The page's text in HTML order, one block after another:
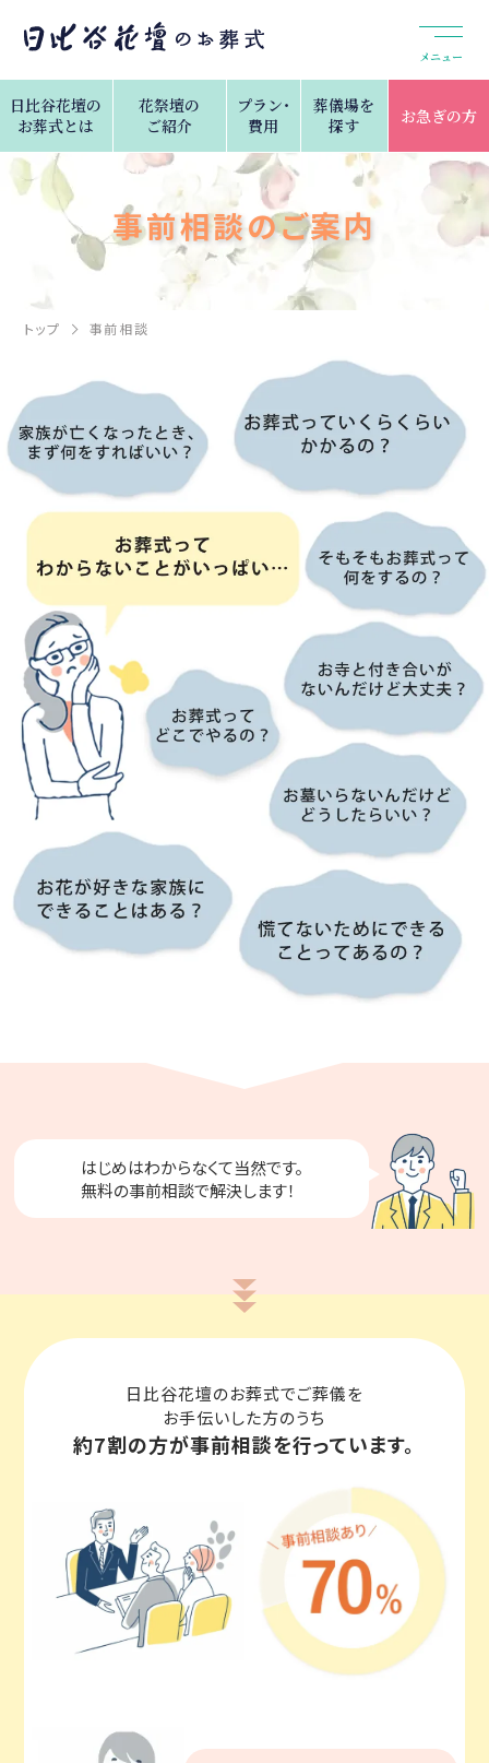
メニュー
日比谷花壇の
お葬式とは
花祭壇の
ご紹介
プラン・
費用
葬儀場を
探す
お急ぎの方
事前相談のご案内
トップ 事前相談
はじめはわからなくて当然です。
無料の事前相談で解決します！
日比谷花壇のお葬式でご葬儀を
お手伝いした方のうち
約7割の方が事前相談を行っています。